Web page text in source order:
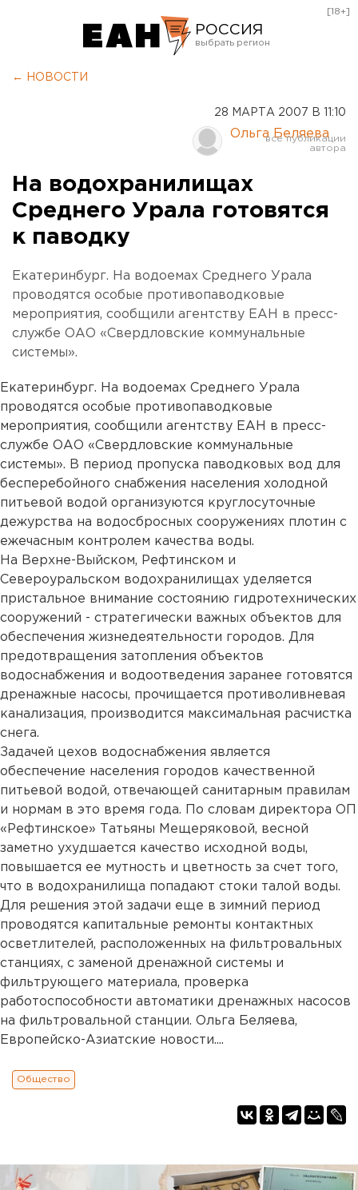
РОССИЯ
Курган
Оренбург
[18+]
← НОВОСТИ
28 МАРТА 2007 В 11:10
Ольга Беляева
На водохранилищах
Среднего Урала готовятся
к паводку
Екатеринбург. На водоемах Среднего Урала
проводятся особые противопаводковые
мероприятия, сообщили агентству ЕАН в пресс-
службе ОАО «Свердловские коммунальные
системы».
Екатеринбург. На водоемах Среднего Урала
проводятся особые противопаводковые
мероприятия, сообщили агентству ЕАН в пресс-
службе ОАО «Свердловские коммунальные
системы». В период пропуска паводковых вод для
бесперебойного снабжения населения холодной
питьевой водой организуются круглосуточные
дежурства на водосбросных сооружениях плотин с
ежечасным контролем качества воды.
На Верхне-Выйском, Рефтинском и
Североуральском водохранилищах уделяется
пристальное внимание состоянию гидротехнических
сооружений - стратегически важных объектов для
обеспечения жизнедеятельности городов. Для
предотвращения затопления объектов
водоснабжения и водоотведения заранее готовятся
дренажные насосы, прочищается противоливневая
канализация, производится максимальная расчистка
снега.
Задачей цехов водоснабжения является
обеспечение населения городов качественной
питьевой водой, отвечающей санитарным правилам
и нормам в это время года. По словам директора ОП
«Рефтинское» Татьяны Мещеряковой, весной
заметно ухудшается качество исходной воды,
повышается ее мутность и цветность за счет того,
что в водохранилища попадают стоки талой воды.
Для решения этой задачи еще в зимний период
проводятся капитальные ремонты контактных
осветлителей, расположенных на фильтровальных
станциях, с заменой дренажной системы и
фильтрующего материала, проверка
работоспособности автоматики дренажных насосов
на фильтровальной станции. Ольга Беляева,
Европейско-Азиатские новости....
Общество